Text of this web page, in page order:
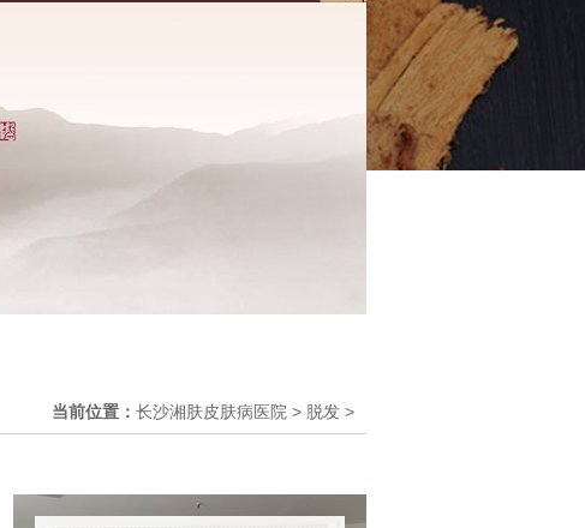
当前位置： 长沙湘肤皮肤病医院 > 脱发 >